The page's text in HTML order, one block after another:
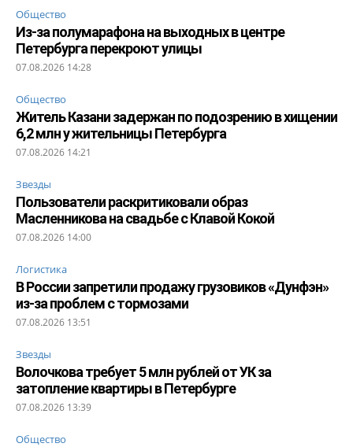
Общество
Из-за полумарафона на выходных в центре
Петербурга перекроют улицы
07.08.2026 14:28
Общество
Житель Казани задержан по подозрению в хищении
6,2 млн у жительницы Петербурга
07.08.2026 14:21
Звезды
Пользователи раскритиковали образ
Масленникова на свадьбе с Клавой Кокой
07.08.2026 14:00
Логистика
В России запретили продажу грузовиков «Дунфэн»
из-за проблем с тормозами
07.08.2026 13:51
Звезды
Волочкова требует 5 млн рублей от УК за
затопление квартиры в Петербурге
07.08.2026 13:39
Общество